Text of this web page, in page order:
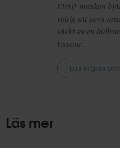
CPAP-masken
vidrig att sova
väckt av en
lossnar.
Läs Ingers
Läs mer